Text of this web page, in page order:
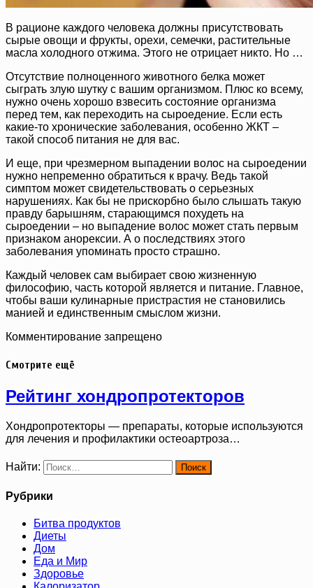
В рационе каждого человека должны присутствовать
сырые овощи и фрукты, орехи, семечки, растительные
масла холодного отжима. Этого не отрицает никто. Но …
Отсутствие полноценного животного белка может
сыграть злую шутку с вашим организмом. Плюс ко всему,
нужно очень хорошо взвесить состояние организма
перед тем, как переходить на сыроедение. Если есть
какие-то хронические заболевания, особенно ЖКТ –
такой способ питания не для вас.
И еще, при чрезмерном выпадении волос на сыроедении
нужно непременно обратиться к врачу. Ведь такой
симптом может свидетельствовать о серьезных
нарушениях. Как бы не прискорбно было слышать такую
правду барышням, старающимся похудеть на
сыроедении – но выпадение волос может стать первым
признаком анорексии. А о последствиях этого
заболевания упоминать просто страшно.
Каждый человек сам выбирает свою жизненную
философию, часть которой является и питание. Главное,
чтобы ваши кулинарные пристрастия не становились
манией и единственным смыслом жизни.
Комментирование запрещено
Смотрите ещё
Рейтинг хондропротекторов
Хондропротекторы — препараты, которые используются
для лечения и профилактики остеоартроза…
Найти:
Рубрики
Битва продуктов
Диеты
Дом
Еда и Мир
Здоровье